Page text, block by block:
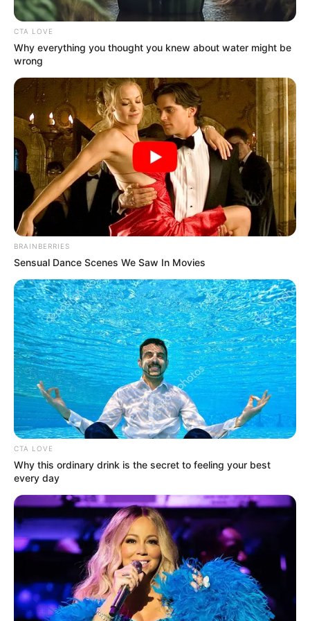
Foto Instagram
Yina Calderón
Por:Liliana Pinzón Garzón
Septiembre 12, 2021
COMPARTIR
UNIRSE AL CANAL DE WHATSAPP
Yina Calderónsigue siendo tema de conversación entre
sus miles de seguidores y detractores en redes sociales
quienes no pierden el más mínimo detalle en la vida de la
exprotagonista de Novelapara volverla tendencia.
nuevamente como tema en redes sociales; pues la joven
sorprendió al aparecer con un
completamente opuestoalduo de coloresque la
caracterizó durante meses.
Lea además: Lincoln Palomeque reaparece con
Salvador después de ser centro de críticas
CTA LOVE
Why everything you thought you knew about water might be
wrong
BRAINBERRIES
Sensual Dance Scenes We Saw In Movies
CTA LOVE
Why this ordinary drink is the secret to feeling your best
every day